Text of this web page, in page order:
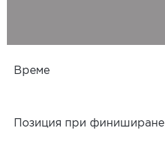
Време
Позиция при финиширане